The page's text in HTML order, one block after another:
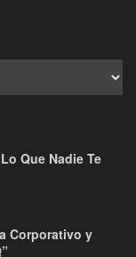
Que Nadie Te
Corporativo y